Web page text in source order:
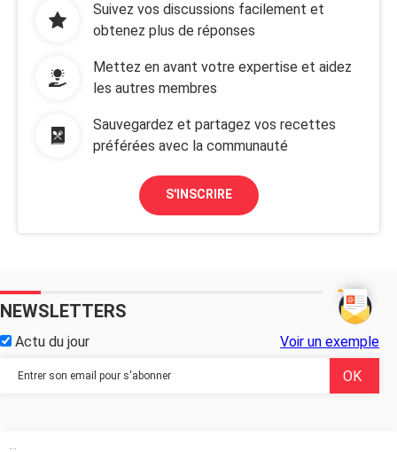
Suivez vos discussions facilement et
obtenez plus de réponses
Mettez en avant votre expertise et aidez
les autres membres
Sauvegardez et partagez vos recettes
préférées avec la communauté
S'INSCRIRE
NEWSLETTERS
Actu du jour Voir un exemple
...